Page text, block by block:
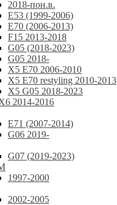
2018-пон.в.
E53 (1999-2006)
E70 (2006-2013)
F15 2013-2018
G05 (2018-2023)
G05 2018-
X5 E70 2006-2010
X5 E70 restyling 2010-2013
X5 G05 2018-2023
2014-2016
E71 (2007-2014)
G06 2019-
G07 (2019-2023)
1997-2000
2002-2005